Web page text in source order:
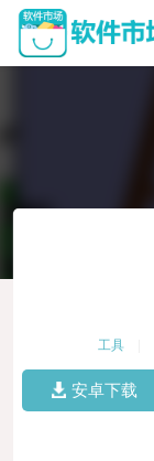
工具
安卓下载